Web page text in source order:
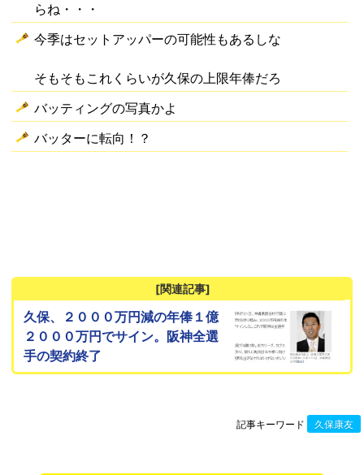
らね・・・
今季はセットアッパーの可能性もあるしな
そもそもこれくらいが久保の上限年俸だろ
バッティングの写真かよ
バッターに転向！？
[関連記事]
久保、２０００万円減の年俸１億
２０００万円でサイン。阪神全選
手の契約終了
記事キーワード 久保康友